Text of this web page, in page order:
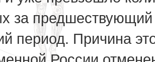
за
период. Причина